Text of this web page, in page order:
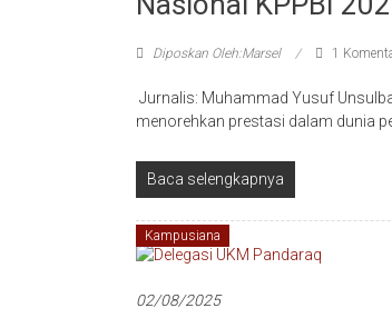
Diposkan Oleh:Marsel 1
Jurnalis: Muhammad Yusuf
menorehkan prestasi dalam dunia
Baca selengkapnya
Kampusiana
02/08/2025